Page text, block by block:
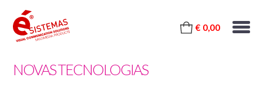
€ 0,00
NOVAS TECNOLOGIAS